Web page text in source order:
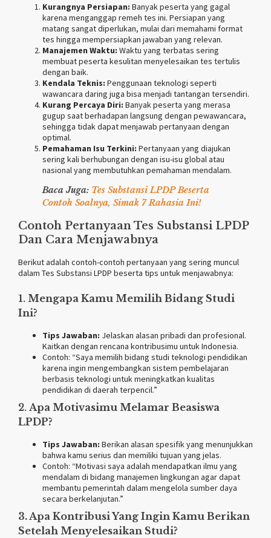
Kurangnya Persiapan: Banyak peserta yang gagal
karena menganggap remeh tes ini. Persiapan yang
matang sangat diperlukan, mulai dari memahami format
tes hingga mempersiapkan jawaban yang relevan.
Manajemen Waktu: Waktu yang terbatas sering
membuat peserta kesulitan menyelesaikan tes tertulis
dengan baik.
Kendala Teknis: Penggunaan teknologi seperti
wawancara daring juga bisa menjadi tantangan tersendiri.
Kurang Percaya Diri: Banyak peserta yang merasa
gugup saat berhadapan langsung dengan pewawancara,
sehingga tidak dapat menjawab pertanyaan dengan
optimal.
Pemahaman Isu Terkini: Pertanyaan yang diajukan
sering kali berhubungan dengan isu-isu global atau
nasional yang membutuhkan pemahaman mendalam.
Baca Juga: Tes Substansi LPDP Beserta
Contoh Soalnya, Simak 7 Rahasia Ini!
Contoh Pertanyaan Tes Substansi LPDP
Dan Cara Menjawabnya
Berikut adalah contoh-contoh pertanyaan yang sering muncul
dalam Tes Substansi LPDP beserta tips untuk menjawabnya:
1. Mengapa Kamu Memilih Bidang Studi
Ini?
Tips Jawaban: Jelaskan alasan pribadi dan profesional.
Kaitkan dengan rencana kontribusimu untuk Indonesia.
Contoh: “Saya memilih bidang studi teknologi pendidikan
karena ingin mengembangkan sistem pembelajaran
berbasis teknologi untuk meningkatkan kualitas
pendidikan di daerah terpencil.”
2. Apa Motivasimu Melamar Beasiswa
LPDP?
Tips Jawaban: Berikan alasan spesifik yang menunjukkan
bahwa kamu serius dan memiliki tujuan yang jelas.
Contoh: “Motivasi saya adalah mendapatkan ilmu yang
mendalam di bidang manajemen lingkungan agar dapat
membantu pemerintah dalam mengelola sumber daya
secara berkelanjutan.”
3. Apa Kontribusi Yang Ingin Kamu Berikan
Setelah Menyelesaikan Studi?